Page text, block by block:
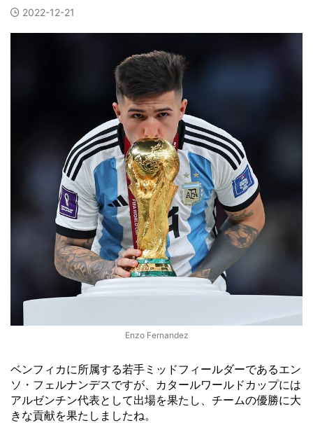
2022-12-21
Enzo Fernandez
ベンフィカに所属する若手ミッドフィールダーであるエン
ソ・フェルナンデスですが、カタールワールドカップには
アルゼンチン代表として出場を果たし、チームの優勝に大
きな貢献を果たしましたね。